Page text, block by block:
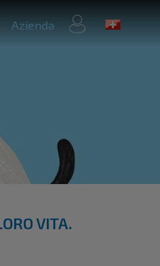
Azienda
Il mio
account
VITA.